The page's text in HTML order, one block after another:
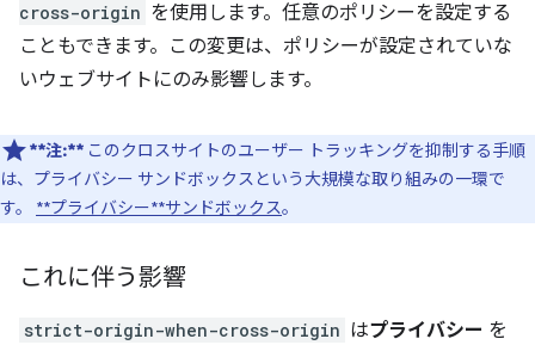
cross-origin を使用します。任意のポリシーを設定する
こともできます。この変更は、ポリシーが設定されていな
いウェブサイトにのみ影響します。
**注:** このクロスサイトのユーザー トラッキングを抑制する手順
は、プライバシー サンドボックスという大規模な取り組みの一環で
す。 **プライバシー**サンドボックス。
これに伴う影響
strict-origin-when-cross-origin はプライバシー を